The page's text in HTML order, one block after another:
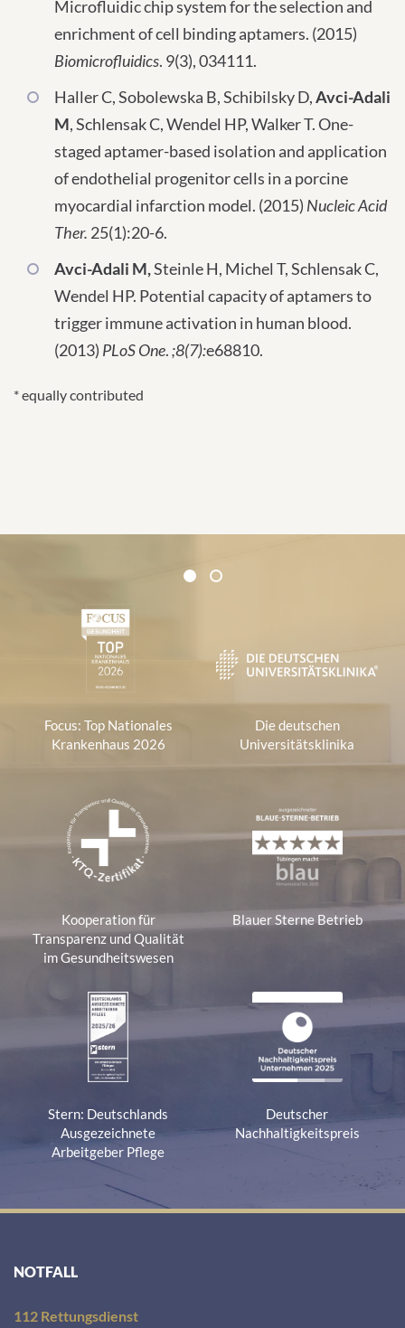
Microfluidic chip system for the selection and
enrichment of cell binding aptamers. (2015)
Biomicrofluidics. 9(3), 034111.
Haller C, Sobolewska B, Schibilsky D,Avci-Adali
M, Schlensak C, Wendel HP, Walker T. One-
staged aptamer-based isolation and application
of endothelial progenitor cells in a porcine
myocardial infarction model. (2015) Nucleic Acid
Ther. 25(1):20-6.
Avci-Adali M,Steinle H, Michel T, Schlensak C,
Wendel HP. Potential capacity of aptamers to
trigger immune activation in human blood.
(2013) PLoS One.;8(7):e68810.
* equally contributed
Zertifikate und Verbände
1 2
Focus: Top Nationales
Krankenhaus 2026
Die deutschen
Universitätsklinika
Kooperation für
Transparenz und Qualität
im Gesundheitswesen
Blauer Sterne Betrieb
Stern: Deutschlands
Ausgezeichnete
Arbeitgeber Pflege
Deutscher
Nachhaltigkeitspreis
NOTFALL
112 Rettungsdienst